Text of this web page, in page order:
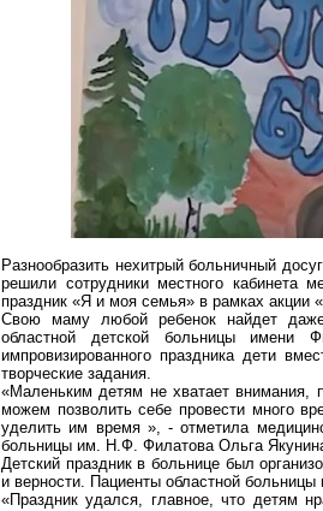
Разнообразить нехитрый больничный
решили сотрудники местного кабинета
праздник «Я и моя семья» в рамках акции
Свою маму любой ребенок найдет
областной детской больницы имени
импровизированного праздника дети
творческие задания.
«Маленьким детям не хватает внимания,
можем позволить себе провести много
уделить им время », - отметила
больницы им. Н.Ф. Филатова Ольга
Детский праздник в больнице был
и верности. Пациенты областной
«Праздник удался, главное, что детям